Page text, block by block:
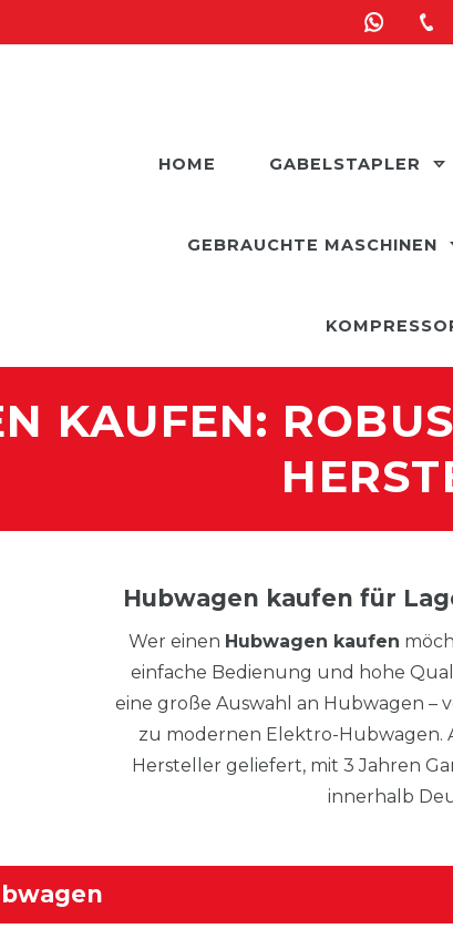
HOME GABELSTAPLER
GEBRAUCHTE MASCHINEN
KAUFEN:
Hubwagen kaufen für
Wer einen Hubwagen kaufen
einfache Bedienung und hohe
eine große Auswahl an Hubwagen –
zu modernen Elektro-Hubwagen.
Hersteller geliefert, mit 3 Jahren
innerhalb